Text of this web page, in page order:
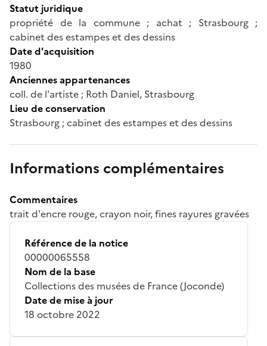
Statut juridique
propriété de la commune ; achat ; Strasbourg ;
cabinet des estampes et des dessins
Date d'acquisition
1980
Anciennes appartenances
coll. de l'artiste ; Roth Daniel, Strasbourg
Lieu de conservation
Strasbourg ; cabinet des estampes et des dessins
Informations complémentaires
Commentaires
trait d'encre rouge, crayon noir, fines rayures gravées
Référence de la notice
00000065558
Nom de la base
Collections des musées de France (Joconde)
Date de mise à jour
18 octobre 2022